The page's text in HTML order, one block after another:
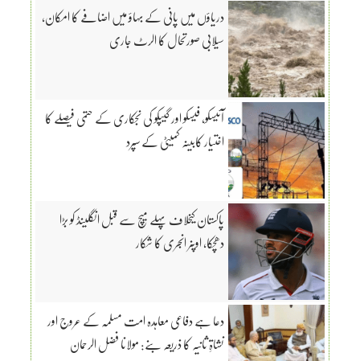
دریاؤں میں پانی کے بہاؤ میں اضافے کا امکان،
سیلابی صورتحال کا الرٹ جاری
آئیسکو، فیسکو اور گیپکو کی نجکاری کے حتمی فیصلے کا
اختیار کابینہ کمیٹی کے سپرد
پاکستان کیخلاف پہلے میچ سے قبل انگلینڈ کو بڑا
دھچکا، اوپنر انجری کا شکار
دعا ہے دفاعی معاہدہ امت مسلمہ کے عروج اور
نشاۃِ ثانیہ کا ذریعہ بنے: مولانا فضل الرحمان